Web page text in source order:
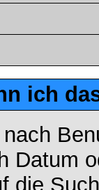
ich
Datum
die